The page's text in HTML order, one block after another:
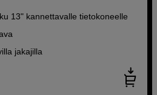
13" kannettavalle tietokoneelle
jakajilla